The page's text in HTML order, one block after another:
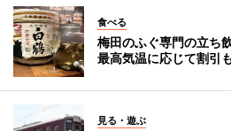
食べる
梅田のふぐ専門の立ち
最高気温に応じて割引
見る・遊ぶ